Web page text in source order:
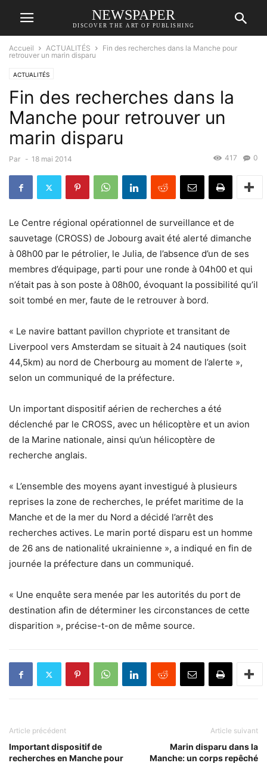
NEWSPAPER
DISCOVER THE ART OF PUBLISHING
Accueil ACTUALITÉS
Fin des recherches dans la Manche pour
retrouver un marin disparu
ACTUALITÉS
Fin des recherches dans la
Manche pour retrouver un
marin disparu
Par - 18 mai 2014 0
417
Le Centre régional opérationnel de surveillance et de
sauvetage (CROSS) de Jobourg avait été alerté dimanche
à 08h00 par le pétrolier, le Julia, de l’absence d’un de ses
membres d’équipage, parti pour une ronde à 04h00 et qui
n’était pas à son poste à 08h00, évoquant la possibilité qu’il
soit tombé en mer, faute de le retrouver à bord.
« Le navire battant pavillon chypriote et transitant de
Liverpool vers Amsterdam se situait à 24 nautiques (soit
44,5km) au nord de Cherbourg au moment de l’alerte »,
selon un communiqué de la préfecture.
Un important dispositif aérien de recherches a été
déclenché par le CROSS, avec un hélicoptère et un avion
de la Marine nationale, ainsi qu’un hélicoptère de
recherche anglais.
« L’ensemble des moyens ayant investigué à plusieurs
reprises la zone de recherches, le préfet maritime de la
Manche et de la mer du Nord a décidé l’arrêt des
recherches actives. Le marin porté disparu est un homme
de 26 ans de nationalité ukrainienne », a indiqué en fin de
journée la préfecture dans un communiqué.
« Une enquête sera menée par les autorités du port de
destination afin de déterminer les circonstances de cette
disparition », précise-t-on de même source.
Article précédent
Important dispositif de
recherches en Manche pour
Article suivant
Marin disparu dans la
Manche: un corps repêché